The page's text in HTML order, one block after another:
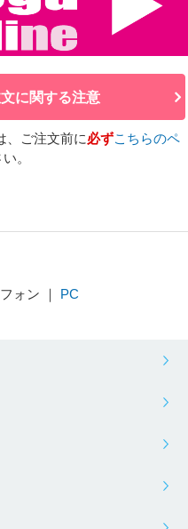
に関する注意
、ご注文前に必ずこちらのペ
。
ォン ｜ PC